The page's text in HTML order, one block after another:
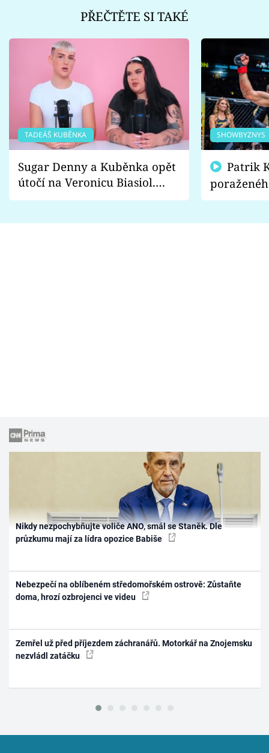
PŘEČTĚTE SI TAKÉ
TADEÁŠ KUBĚNKA
Sugar Denny a Kuběnka opět
útočí na Veronicu Biasiol.
Proč je podle nich falešná a
SHOWBYZNYS
fanoušci
Nikdy nezpochybňujte voliče ANO, smál se Staněk. Dle
průzkumu mají za lídra opozice Babiše
Nebezpečí na oblíbeném středomořském ostrově: Zůstaňte
doma, hrozí ozbrojenci ve videu
Zemřel už před příjezdem záchranářů. Motorkář na Znojemsku
nezvládl zatáčku